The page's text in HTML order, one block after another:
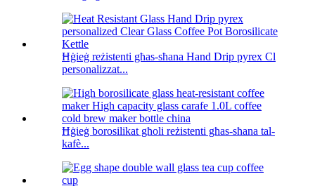
Ħġieġ reżistenti għas-sħana Hand Drip pyrex Cl
personalizzat...
Ħġieġ borosilikat għoli reżistenti għas-sħana tal-
kafè...